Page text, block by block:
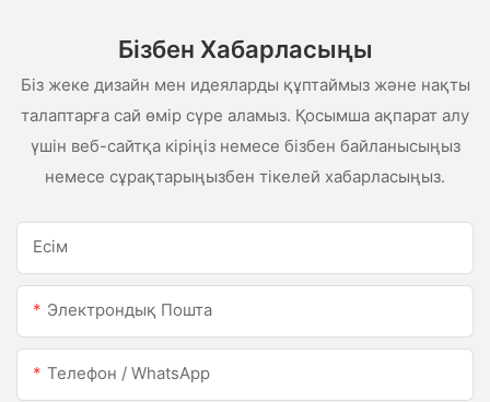
Бізбен Хабарласыңы
Біз жеке дизайн мен идеяларды құптаймыз және нақты
талаптарға сай өмір сүре аламыз. Қосымша ақпарат алу
үшін веб-сайтқа кіріңіз немесе бізбен байланысыңыз
немесе сұрақтарыңызбен тікелей хабарласыңыз.
Есім
Электрондық Пошта
Телефон / WhatsApp